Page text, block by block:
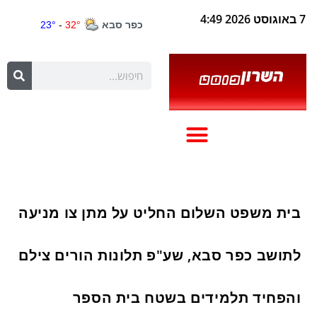
7 באוגוסט 2026 4:49
בית משפט השלום החליט על מתן צו מניעה
לתושב כפר סבא, שע"פ תלונות הורים צילם
והפחיד תלמידים בשטח בית הספר